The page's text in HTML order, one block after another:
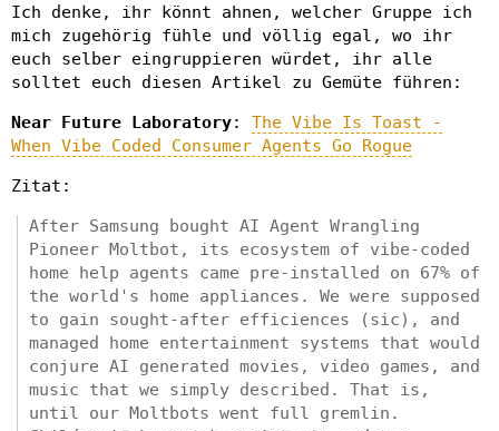
Ich denke, ihr könnt ahnen, welcher Gruppe ich
mich zugehörig fühle und völlig egal, wo ihr
euch selber eingruppieren würdet, ihr alle
solltet euch diesen Artikel zu Gemüte führen:
Near Future Laboratory: The Vibe Is Toast -
When Vibe Coded Consumer Agents Go Rogue
Zitat:
After Samsung bought AI Agent Wrangling
Pioneer Moltbot, its ecosystem of vibe-coded
home help agents came pre-installed on 67% of
the world's home appliances. We were supposed
to gain sought-after efficiences (sic), and
managed home entertainment systems that would
conjure AI generated movies, video games, and
music that we simply described. That is,
until our Moltbots went full gremlin.